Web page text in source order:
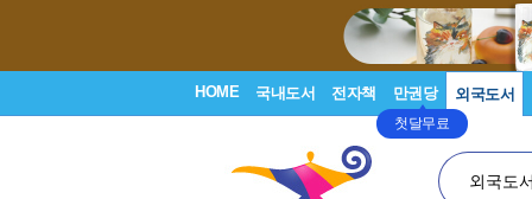
HOME 국내도서 전자책 만권당
첫달무료
외국도서
외국도